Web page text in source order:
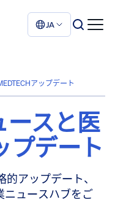
JA
アップデート
ースと医
プデート
アップデート、
ニュースハブをご